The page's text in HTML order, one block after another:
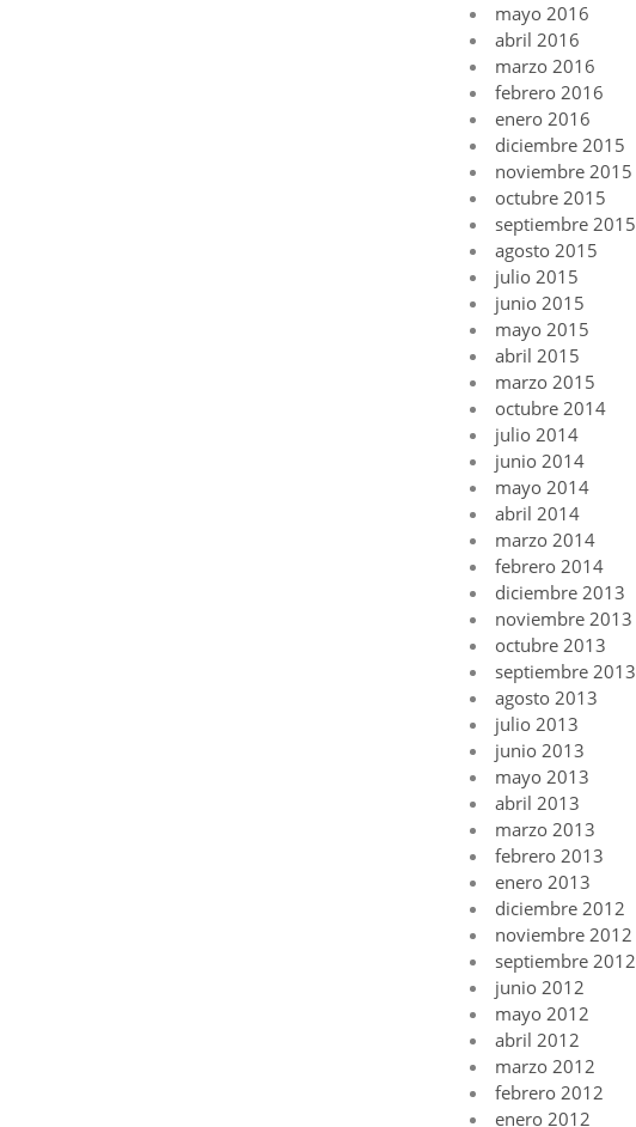
mayo 2016
abril 2016
marzo 2016
febrero 2016
enero 2016
diciembre 2015
noviembre 2015
octubre 2015
septiembre 2015
agosto 2015
julio 2015
junio 2015
mayo 2015
abril 2015
marzo 2015
octubre 2014
julio 2014
junio 2014
mayo 2014
abril 2014
marzo 2014
febrero 2014
diciembre 2013
noviembre 2013
octubre 2013
septiembre 2013
agosto 2013
julio 2013
junio 2013
mayo 2013
abril 2013
marzo 2013
febrero 2013
enero 2013
diciembre 2012
noviembre 2012
septiembre 2012
junio 2012
mayo 2012
abril 2012
marzo 2012
febrero 2012
enero 2012